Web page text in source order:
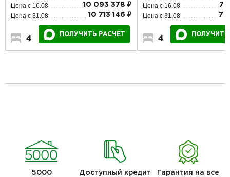
Цена с 16.08 10 093 378 ₽
Цена с 31.08 10 713 146 ₽
4
ПОЛУЧИТЬ РАСЧЕТ
Цена с 16.08 7
Цена с 31.08 7
4
ПОЛУЧИТЬ
5000
Доступный кредит
Гарантия на все